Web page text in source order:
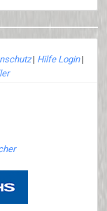
| Hilfe Login|